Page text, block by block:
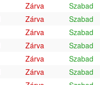
Zárva
Szabad
Zárva
Szabad
Zárva
Szabad
Zárva
Szabad
Zárva
Szabad
Zárva
Szabad